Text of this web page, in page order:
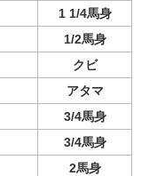
1 1/4馬身
1/2馬身
クビ
アタマ
3/4馬身
3/4馬身
2馬身